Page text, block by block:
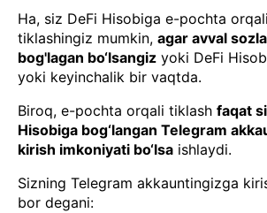
Ha, siz DeFi Hisobiga e-pochta
tiklashingiz mumkin, agar avval
bog'lagan bo‘lsangiz yoki DeFi
yoki keyinchalik bir vaqtda.
Biroq, e-pochta orqali tiklash faqat
Hisobiga bog‘langan Telegram
kirish imkoniyati bo‘lsa ishlaydi.
Sizning Telegram akkauntingizga
bor degani: